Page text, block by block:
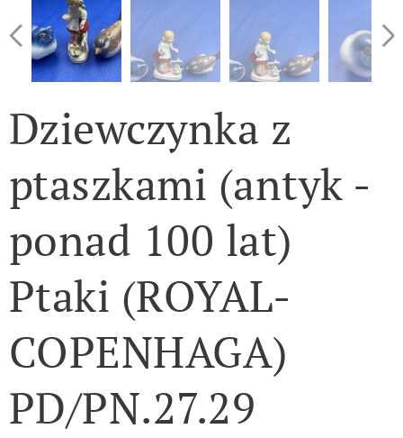
Dziewczynka z
ptaszkami (antyk -
ponad 100 lat)
Ptaki (ROYAL-
COPENHAGA)
PD/PN.27.29